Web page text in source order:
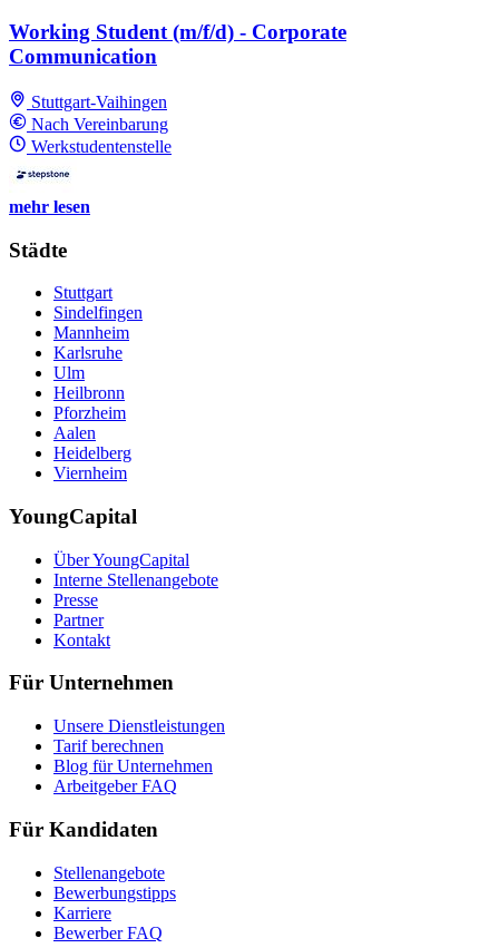
Working Student (m/f/d) - Corporate
Communication
Stuttgart-Vaihingen
Nach Vereinbarung
Werkstudentenstelle
mehr lesen
Städte
Stuttgart
Sindelfingen
Mannheim
Karlsruhe
Ulm
Heilbronn
Pforzheim
Aalen
Heidelberg
Viernheim
YoungCapital
Über YoungCapital
Interne Stellenangebote
Presse
Partner
Kontakt
Für Unternehmen
Unsere Dienstleistungen
Tarif berechnen
Blog für Unternehmen
Arbeitgeber FAQ
Für Kandidaten
Stellenangebote
Bewerbungstipps
Karriere
Bewerber FAQ